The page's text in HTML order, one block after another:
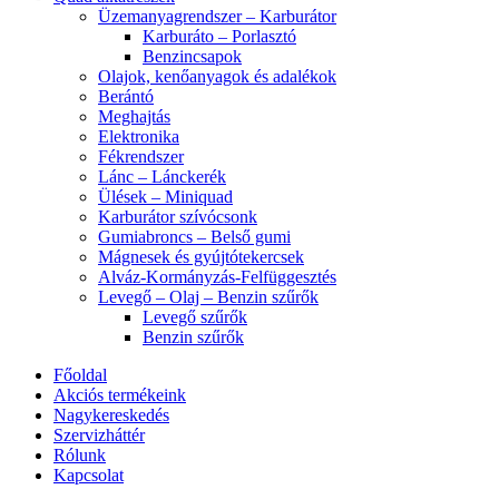
Üzemanyagrendszer – Karburátor
Karburáto – Porlasztó
Benzincsapok
Olajok, kenőanyagok és adalékok
Berántó
Meghajtás
Elektronika
Fékrendszer
Lánc – Lánckerék
Ülések – Miniquad
Karburátor szívócsonk
Gumiabroncs – Belső gumi
Mágnesek és gyújtótekercsek
Alváz-Kormányzás-Felfüggesztés
Levegő – Olaj – Benzin szűrők
Levegő szűrők
Benzin szűrők
Főoldal
Akciós termékeink
Nagykereskedés
Szervizháttér
Rólunk
Kapcsolat